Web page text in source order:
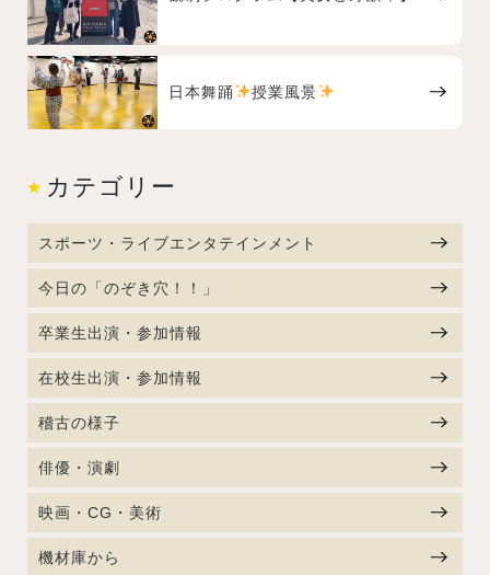
日本舞踊 授業風景
カテゴリー
スポーツ・ライブエンタテインメント
今日の「のぞき穴！！」
卒業生出演・参加情報
在校生出演・参加情報
稽古の様子
俳優・演劇
映画・CG・美術
機材庫から